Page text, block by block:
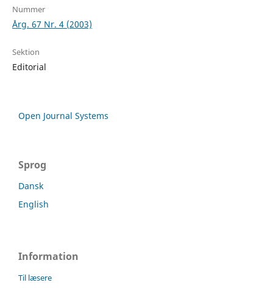
Nummer
Årg. 67 Nr. 4 (2003)
Sektion
Editorial
Open Journal Systems
Sprog
Dansk
English
Information
Til læsere